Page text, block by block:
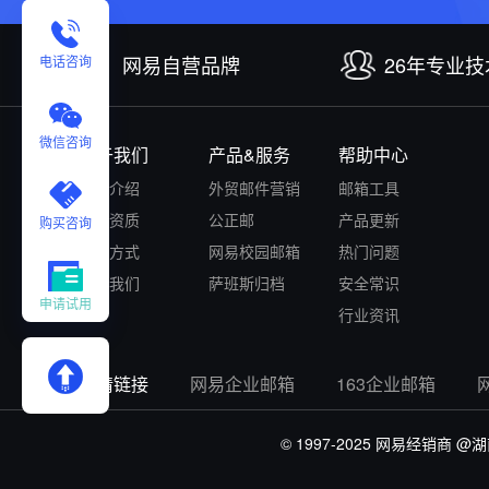
电话咨询
微信咨询
购买咨询
申请试用
网易自营品牌 26年专业
关于我们
公司介绍
认证资质
付款方式
联系我们
产品&服务
外贸邮件营销
公正邮
网易校园邮箱
萨班斯归档
帮助中心
邮箱工具
产品更新
热门问题
安全常识
行业资讯
友情链接 网易企业邮箱 163企业邮箱
© 1997-2025 网易经销商 @